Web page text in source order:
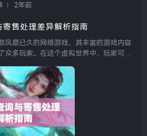
2年前
售处理差异解析指南
风靡已久的网络游戏，其丰富的游戏内容
众多玩家。在这个虚拟世界中，玩家可以
处理是两个密切相关但又有所区别的...